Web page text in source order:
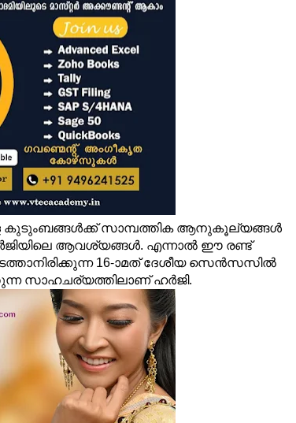
കുടുംബങ്ങള്‍ക്ക് സാമ്പത്തിക ആനുകൂല്യങ്ങള്‍
ആവശ്യങ്ങള്‍. എന്നാല്‍ ഈ രണ്ട്
16-ാമത് ദേശീയ സെന്‍സസില്‍
സാഹചര്യത്തിലാണ് ഹര്‍ജി.